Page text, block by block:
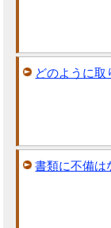
どのように取
書類に不備は